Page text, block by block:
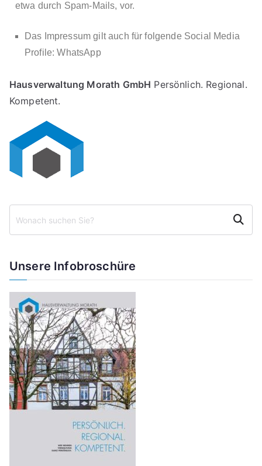
etwa durch Spam-Mails, vor.
Das Impressum gilt auch für folgende Social Media
Profile: WhatsApp
Hausverwaltung Morath GmbH Persönlich. Regional.
Kompetent.
Suche
n
Unsere Infobroschüre